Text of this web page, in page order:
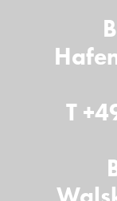
T